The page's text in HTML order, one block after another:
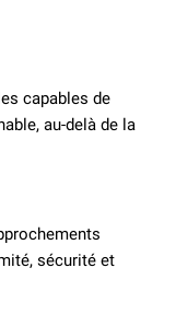
capables de
au-delà de la
sécurité et